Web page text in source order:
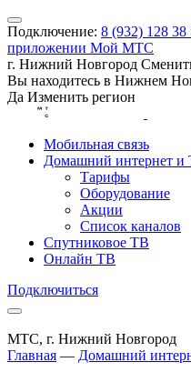
Подключение: 8 (932) 128 38
приложении Мой МТС
г. Нижний Новгород
Вы находитесь в Нижнем
Да Изменить регион
Мобильная связь
Домашний интернет и
Тарифы
Оборудование
Акции
Список каналов
Спутниковое ТВ
Онлайн ТВ
Подключиться
МТС, г. Нижний Новгород
Главная — Домашний